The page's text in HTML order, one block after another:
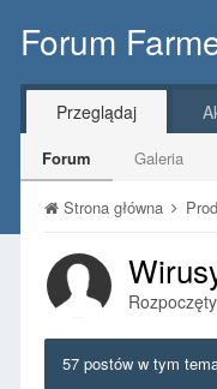
Forum
Przeglądaj
Forum Galeria
Strona główna
57 postów w tym